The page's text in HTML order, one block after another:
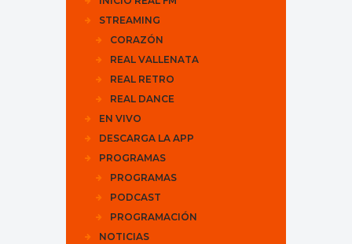
STREAMING
CORAZÓN
REAL VALLENATA
REAL RETRO
REAL DANCE
EN VIVO
DESCARGA LA APP
PROGRAMAS
PROGRAMAS
PODCAST
PROGRAMACIÓN
NOTICIAS